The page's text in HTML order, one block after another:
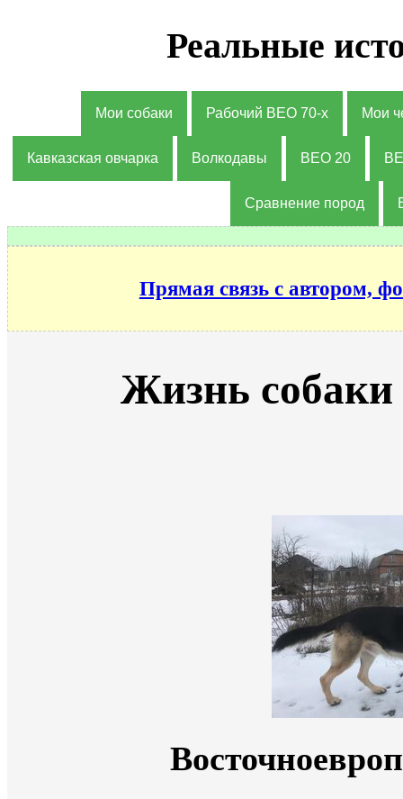
Реальные
Мои собаки Рабочий ВЕО 70-х Мои
Кавказская овчарка Волкодавы ВЕО 20
Сравнение пород
Прямая связь с автором,
Жизнь собаки